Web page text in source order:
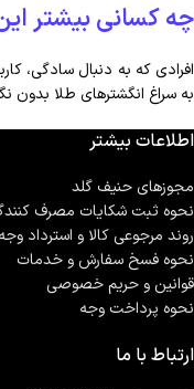
چه کسانی بیشتر
افرادی که به دنبال سادگی،
به سراغ انگشترهای طلا بدون
اطلاعات بیشتر
مجوزهای حنیف گلد
نحوه ثبت شكايات مصرف
روند مرجوعی کالا و استرداد وجه
نحوه فسخ سفارش و خدمات
قوانین و حریم خصوصی
نحوه پرداخت وجه
ارتباط با ما